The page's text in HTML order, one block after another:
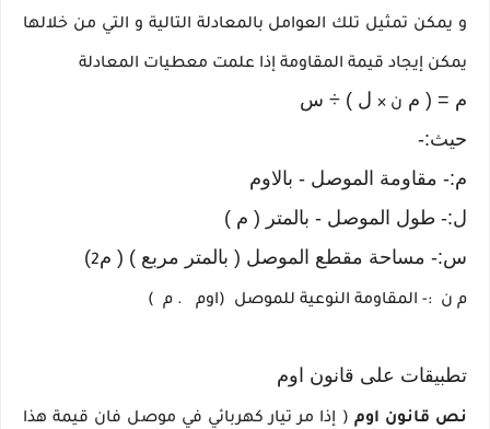
و يمكن تمثيل تلك العوامل بالمعادلة التالية و التي من خلالها
يمكن إيجاد قيمة المقاومة إذا علمت معطيات المعادلة
م = ( م ن × ل ) ÷ س
حيث:-
م:- مقاومة الموصل - بالاوم
ل:- طول الموصل - بالمتر ( م )
س:- مساحة مقطع الموصل ( بالمتر مربع ) ( م2
)
م ن :- المقاومة النوعية للموصل (اوم . م )
تطبيقات على قانون اوم
نص قانون اوم ( إذا مر تيار كهربائي في موصل فان قيمة هذا